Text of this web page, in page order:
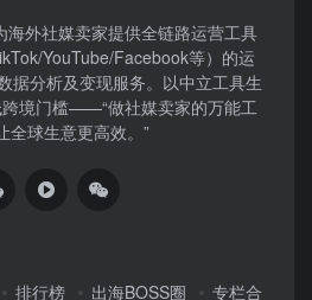
海外社媒卖家提供全链路运营工具
YouTube/Facebook等）​的运
据分析及变现服务。以中立工具生
境门槛——“做社媒卖家的万能工
全球生意更高效。”
排行榜 出海BOSS圈 专栏合